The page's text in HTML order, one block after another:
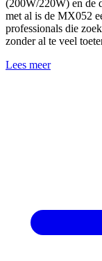
(200W/220W) en de
met al is de MX052
professionals die
zonder al te veel
Lees meer